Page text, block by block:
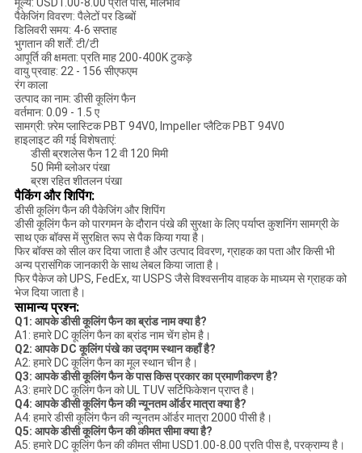
मूल्य: USD1.00-8.00 प्रति पीस, मोलभाव
पैकेजिंग विवरण: पैलेटों पर डिब्बों
डिलिवरी समय: 4-6 सप्ताह
भुगतान की शर्तें: टी/टी
आपूर्ति की क्षमता: प्रति माह 200-400K टुकड़े
वायु प्रवाह: 22 - 156 सीएफएम
रंग काला
उत्पाद का नाम: डीसी कूलिंग फैन
वर्तमान: 0.09 - 1.5 ए
सामग्री: फ़्रेम प्लास्टिक PBT 94V0, lmpeller प्लैटिक PBT 94V0
हाइलाइट की गई विशेषताएं:
डीसी ब्रशलेस फैन 12 वी 120 मिमी
50 मिमी ब्लोअर पंखा
ब्रश रहित शीतलन पंखा
पैकिंग और शिपिंग:
डीसी कूलिंग फैन की पैकेजिंग और शिपिंग
डीसी कूलिंग फैन को पारगमन के दौरान पंखे की सुरक्षा के लिए पर्याप्त कुशनिंग सामग्री के
साथ एक बॉक्स में सुरक्षित रूप से पैक किया गया है।
फिर बॉक्स को सील कर दिया जाता है और उत्पाद विवरण, ग्राहक का पता और किसी भी
अन्य प्रासंगिक जानकारी के साथ लेबल किया जाता है।
फिर पैकेज को UPS, FedEx, या USPS जैसे विश्वसनीय वाहक के माध्यम से ग्राहक को
भेज दिया जाता है।
सामान्य प्रश्न:
Q1: आपके डीसी कूलिंग फैन का ब्रांड नाम क्या है?
A1: हमारे DC कूलिंग फैन का ब्रांड नाम चेंग होम है।
Q2: आपके DC कूलिंग पंखे का उद्गम स्थान कहाँ है?
A2: हमारे DC कूलिंग फैन का मूल स्थान चीन है।
Q3: आपके डीसी कूलिंग फैन के पास किस प्रकार का प्रमाणीकरण है?
A3: हमारे DC कूलिंग फैन को UL TUV सर्टिफिकेशन प्राप्त है।
Q4: आपके डीसी कूलिंग फैन की न्यूनतम ऑर्डर मात्रा क्या है?
A4: हमारे डीसी कूलिंग फैन की न्यूनतम ऑर्डर मात्रा 2000 पीसी है।
Q5: आपके डीसी कूलिंग फैन की कीमत सीमा क्या है?
A5: हमारे DC कूलिंग फैन की कीमत सीमा USD1.00-8.00 प्रति पीस है, परक्राम्य है।